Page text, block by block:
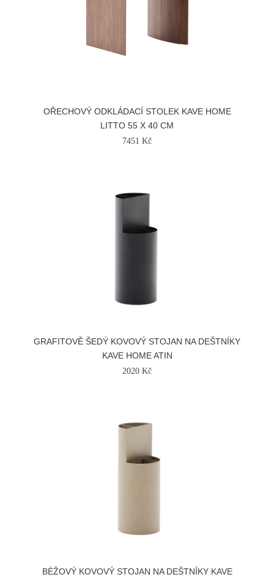
OŘECHOVÝ ODKLÁDACÍ STOLEK KAVE HOME
LITTO 55 X 40 CM
7451 Kč
GRAFITOVĚ ŠEDÝ KOVOVÝ STOJAN NA DEŠTNÍKY
KAVE HOME ATIN
2020 Kč
BÉŽOVÝ KOVOVÝ STOJAN NA DEŠTNÍKY KAVE